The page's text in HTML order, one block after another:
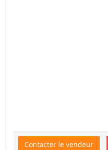
Contacter le vendeur